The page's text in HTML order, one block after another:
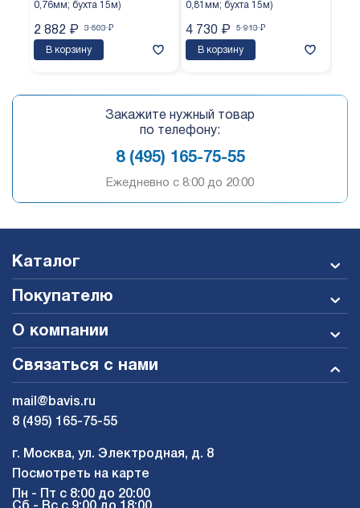
0,76мм; бухта 15м)
3 603 ₽
2 882 ₽
В корзину
0,81мм; бухта 15м)
5 913 ₽
4 730 ₽
В корзину
Закажите нужный товар
по телефону:
8 (495) 165-75-55
Ежедневно c 8:00 до 20:00
Каталог
Покупателю
О компании
Связаться с нами
mail@bavis.ru
8 (495) 165-75-55
г. Москва, ул. Электродная, д. 8
Посмотреть на карте
Пн - Пт с 8:00 до 20:00